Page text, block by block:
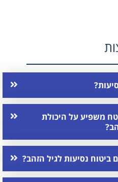
משפיע על היכולת
ביטוח נסיעות לגיל הזהב?